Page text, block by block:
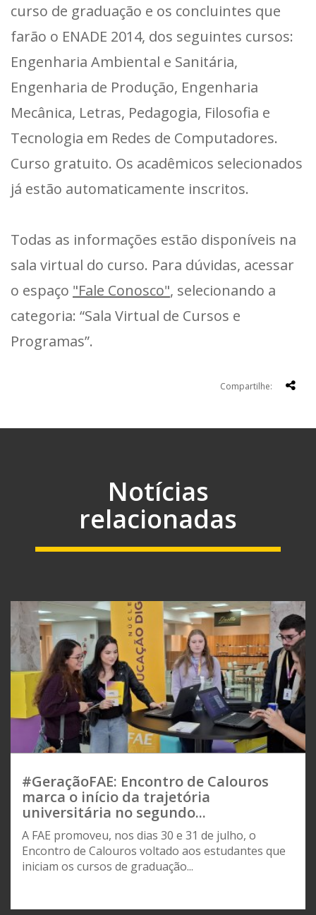
curso de graduação e os concluintes que
farão o ENADE 2014, dos seguintes cursos:
Engenharia Ambiental e Sanitária,
Engenharia de Produção, Engenharia
Mecânica, Letras, Pedagogia, Filosofia e
Tecnologia em Redes de Computadores.
Curso gratuito. Os acadêmicos selecionados
já estão automaticamente inscritos.
Todas as informações estão disponíveis na
sala virtual do curso. Para dúvidas, acessar
o espaço "Fale Conosco", selecionando a
categoria: “Sala Virtual de Cursos e
Programas”.
Compartilhe:
Notícias
relacionadas
#GeraçãoFAE: Encontro de Calouros
marca o início da trajetória
universitária no segundo...
A FAE promoveu, nos dias 30 e 31 de julho, o
Encontro de Calouros voltado aos estudantes que
iniciam os cursos de graduação...